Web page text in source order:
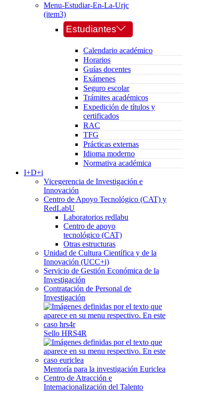
Menu-Estudiar-En-La-Urjc
(item3)
Estudiantes
Calendario académico
Horarios
Guías docentes
Exámenes
Seguro escolar
Trámites académicos
Expedición de títulos y
certificados
RAC
TFG
Prácticas externas
Idioma moderno
Normativa académica
I+D+i
Vicegerencia de Investigación e
Innovación
Centro de Apoyo Tecnológico (CAT) y
RedLabU
Laboratorios redlabu
Centro de apoyo
tecnológico (CAT)
Otras estructuras
Unidad de Cultura Científica y de la
Innovación (UCC+i)
Servicio de Gestión Económica de la
Investigación
Contratación de Personal de
Investigación
Sello HRS4R
Mentoría para la investigación Euriclea
Centro de Atracción e
Internacionalización del Talento